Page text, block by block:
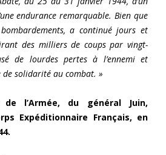
endurance remarquable. Bien que
a continué jours et
des milliers de coups par vingt-
de lourdes pertes à l’ennemi et
solidarité au combat. »
l’Armée, du général Juin,
Expéditionnaire Français, en